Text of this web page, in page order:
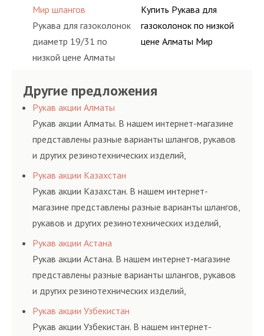
Мир шлангов
Рукава для газоколонок
диаметр 19/31 по
низкой цене Алматы
Купить Рукава для
газоколонок по низкой
цене Алматы Мир
Другие предложения
Рукав акции Алматы
Рукав акции Алматы. В нашем интернет-магазине
представлены разные варианты шлангов, рукавов
и других резинотехнических изделий,
соответствующих ГОСТам, техническим условиям
и нормативам.
Рукав акции Казахстан
Рукав акции Казахстан. В нашем интернет-
магазине представлены разные варианты шлангов,
рукавов и других резинотехнических изделий,
соответствующих ГОСТам, техническим условиям
и нормативам.
Рукав акции Астана
Рукав акции Астана. В нашем интернет-магазине
представлены разные варианты шлангов, рукавов
и других резинотехнических изделий,
соответствующих ГОСТам, техническим условиям
и нормативам.
Рукав акции Узбекистан
Рукав акции Узбекистан. В нашем интернет-